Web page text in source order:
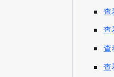
查
查
查
查